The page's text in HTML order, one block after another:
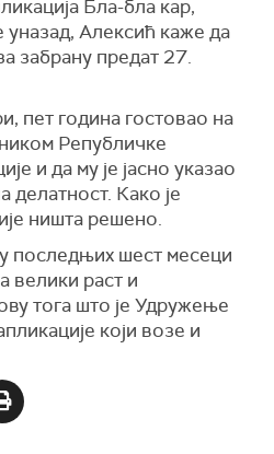
Бла-бла кар,
уназад, Алексић каже да
забрану предат 27.
пет година гостовао на
Републичке
и да му је јасно указао
делатност. Како је
ништа решено.
последњих шест месеци
велики раст и
тога што је Удружење
који возе и